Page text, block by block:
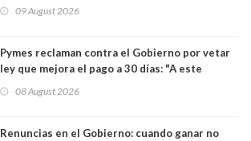
09 August 2026
Pymes reclaman contra el Gobierno por vetar
ley que mejora el pago a 30 días: "A este
medianas empresas"
08 August 2026
Renuncias en el Gobierno: cuando ganar no